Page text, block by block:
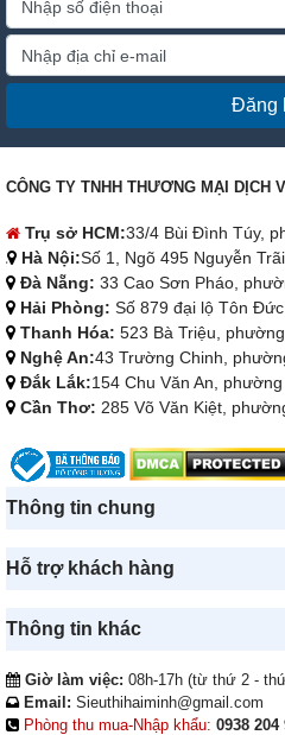
Đăng
CÔNG TY TNHH THƯƠNG MẠI DỊCH
Trụ sở HCM:33/4 Bùi Đình Túy,
Hà Nội:Số 1, Ngõ 495 Nguyễn
Đà Nẵng: 33 Cao Sơn Pháo,
Hải Phòng: Số 879 đại lộ Tôn
Thanh Hóa: 523 Bà Triệu,
Nghệ An:43 Trường Chinh,
Đắk Lắk:154 Chu Văn An, phường
Cần Thơ: 285 Võ Văn Kiệt,
Thông tin chung
Hỗ trợ khách hàng
Thông tin khác
Giờ làm việc: 08h-17h (từ thứ 2 -
Email: Sieuthihaiminh@gmail.com
Phòng thu mua-Nhập khẩu: 0938 204